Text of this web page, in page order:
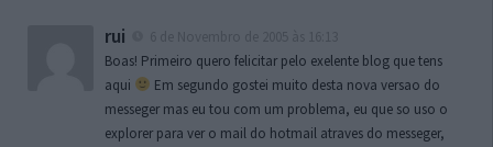
rui
Boas! Primeiro quero felicitar pelo exelente blog que tens
aqui
Em segundo gostei muito desta nova versao do
messeger mas eu tou com um problema, eu que so uso o
explorer para ver o mail do hotmail atraves do messeger,